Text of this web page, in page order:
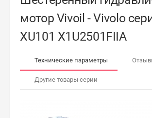
мотор Vivoil - Vivolo
XU101 X1U2501FIIA
Технические параметры
Другие товары серии